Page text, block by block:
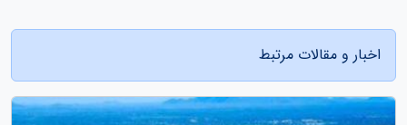
اخبار و مقالات مرتبط